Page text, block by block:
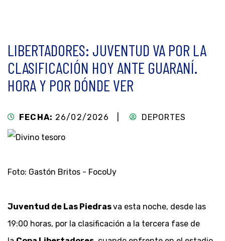
LIBERTADORES: JUVENTUD VA POR LA
CLASIFICACIÓN HOY ANTE GUARANÍ.
HORA Y POR DÓNDE VER
FECHA: 26/02/2026 | DEPORTES
Foto: Gastón Britos - FocoUy
Juventud de Las Piedrasva esta noche, desde las
19:00 horas, por la clasificación a la tercera fase de